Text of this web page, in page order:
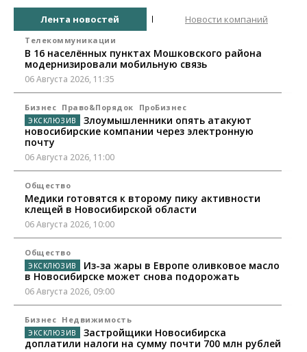
Лента новостей Новости компаний
Телекоммуникации
В 16 населённых пунктах Мошковского района
модернизировали мобильную связь
06 Августа 2026, 11:35
Бизнес Право&Порядок ПроБизнес
Злоумышленники опять атакуют
новосибирские компании через электронную
почту
06 Августа 2026, 11:00
Общество
Медики готовятся к второму пику активности
клещей в Новосибирской области
06 Августа 2026, 10:00
Общество
Из-за жары в Европе оливковое масло
в Новосибирске может снова подорожать
06 Августа 2026, 09:00
Бизнес Недвижимость
Застройщики Новосибирска
доплатили налоги на сумму почти 700 млн рублей